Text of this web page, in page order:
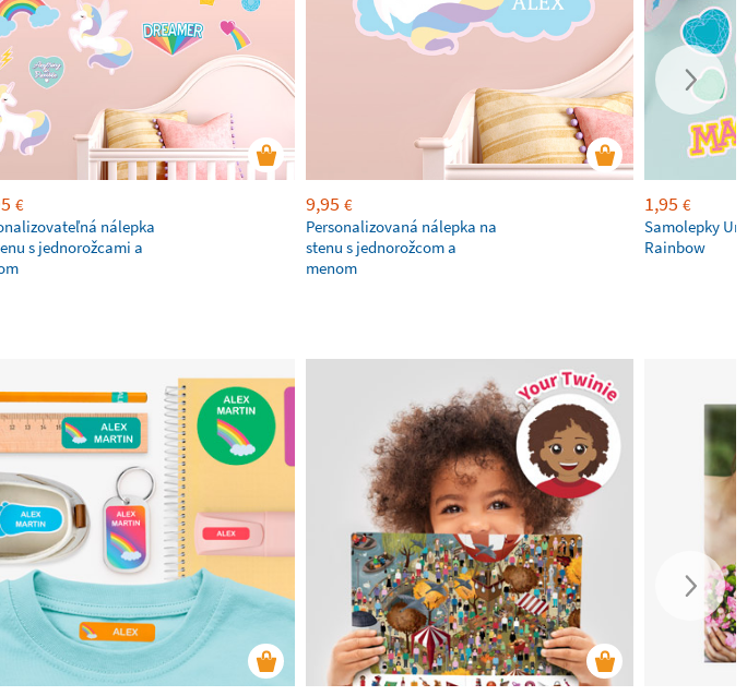
€
nálepka
s jednorožcami a
9,95 €
Personalizovaná nálepka na
stenu s jednorožcom a
menom
1,95 €
Samolepky
Rainbow